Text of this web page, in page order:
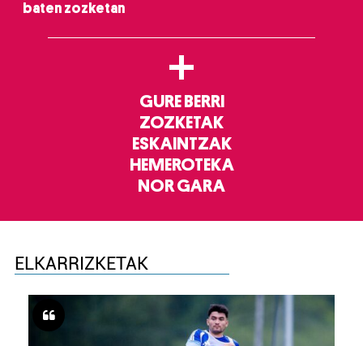
baten zozketan
+
GURE BERRI
ZOZKETAK
ESKAINTZAK
HEMEROTEKA
NOR GARA
ELKARRIZKETAK